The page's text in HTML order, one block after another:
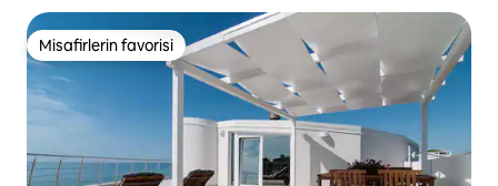
Misafirlerin favorisi
Misafirlerin favorisi